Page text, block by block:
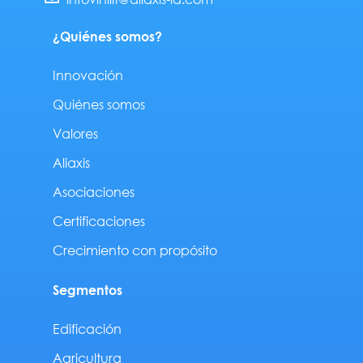
i
f
¿Quiénes somos?
Innovación
Quiénes somos
Valores
Aliaxis
Asociaciones
Certificaciones
Crecimiento con propósito
Segmentos
Edificación
Agricultura